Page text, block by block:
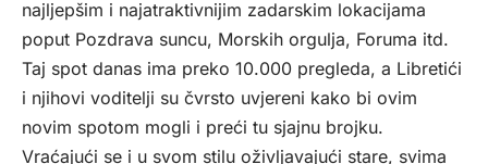
najljepšim i najatraktivnijim zadarskim lokacijama
poput Pozdrava suncu, Morskih orgulja, Foruma itd.
Taj spot danas ima preko 10.000 pregleda, a Libretići
i njihovi voditelji su čvrsto uvjereni kako bi ovim
novim spotom mogli i preći tu sjajnu brojku.
Vraćajući se i u svom stilu oživljavajući stare, svima